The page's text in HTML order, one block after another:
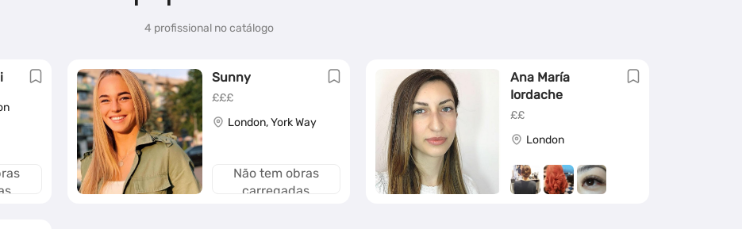
4 profissional no catálogo
Sunny
£££
London, York Way
Não tem obras
carregadas
Ana María
Iordache
££
London